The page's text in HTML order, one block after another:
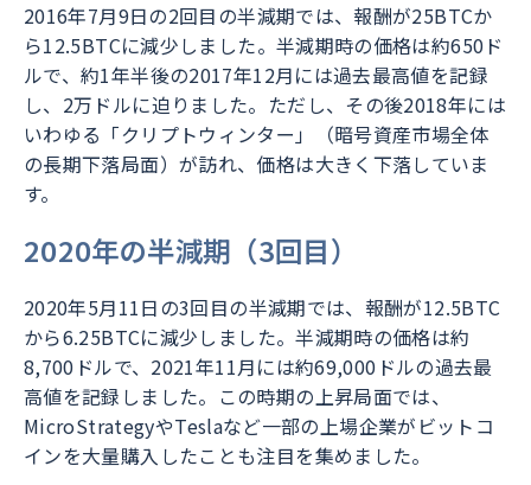
2016年7月9日の2回目の半減期では、報酬が25BTCか
ら12.5BTCに減少しました。半減期時の価格は約650ド
ルで、約1年半後の2017年12月には過去最高値を記録
し、2万ドルに迫りました。ただし、その後2018年には
いわゆる「クリプトウィンター」（暗号資産市場全体
の長期下落局面）が訪れ、価格は大きく下落していま
す。
2020年の半減期（3回目）
2020年5月11日の3回目の半減期では、報酬が12.5BTC
から6.25BTCに減少しました。半減期時の価格は約
8,700ドルで、2021年11月には約69,000ドルの過去最
高値を記録しました。この時期の上昇局面では、
MicroStrategyやTeslaなど一部の上場企業がビットコ
インを大量購入したことも注目を集めました。